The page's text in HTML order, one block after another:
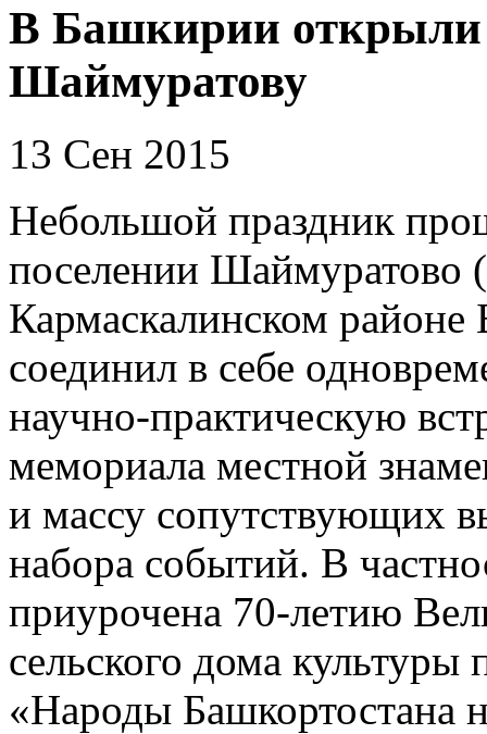
В Башкирии
Шаймуратову
13 Сен 2015
Небольшой праздник
поселении Шаймуратово
Кармаскалинском районе
соединил в себе
научно-практическую
мемориала местной
и массу сопутствующих
набора событий. В
приурочена 70-летию
сельского дома
«Народы Башкортостана